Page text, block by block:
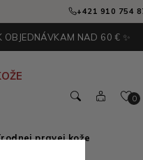
+421 910 754
OBJEDNÁVKAM NAD 60 € ✨
0
pravej kože